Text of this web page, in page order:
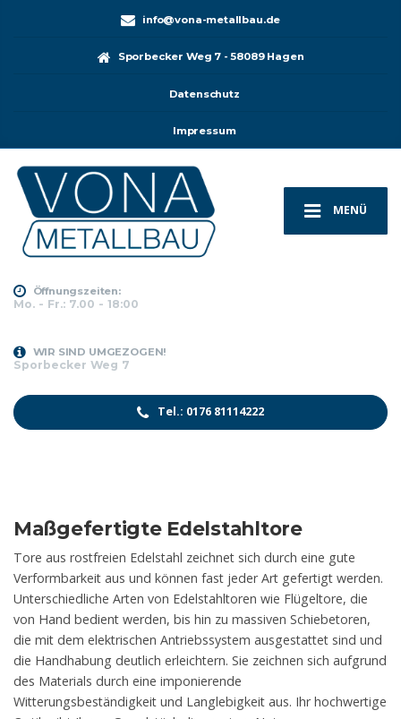
info@vona-metallbau.de
Sporbecker Weg 7 - 58089 Hagen
Datenschutz
Impressum
MENÜ
Öffnungszeiten:
Mo. - Fr.: 7.00 - 18:00
WIR SIND UMGEZOGEN!
Sporbecker Weg 7
Tel.: 0176 81114222
Maßgefertigte Edelstahltore
Tore aus rostfreien Edelstahl zeichnet sich durch eine gute
Verformbarkeit aus und können fast jeder Art gefertigt werden.
Unterschiedliche Arten von Edelstahltoren wie Flügeltore, die
von Hand bedient werden, bis hin zu massiven Schiebetoren,
die mit dem elektrischen Antriebssystem ausgestattet sind und
die Handhabung deutlich erleichtern. Sie zeichnen sich aufgrund
des Materials durch eine imponierende
Witterungsbeständigkeit und Langlebigkeit aus. Ihr hochwertige